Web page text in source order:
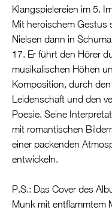
Klangspielereien im 5.
Mit heroischem Gestus
Nielsen dann in
17. Er führt den Hörer
musikalischen Höhen
Komposition, durch
Leidenschaft und den
Poesie. Seine
mit romantischen
einer packenden
entwickeln.
P.S.: Das Cover des
Munk mit entflammtem